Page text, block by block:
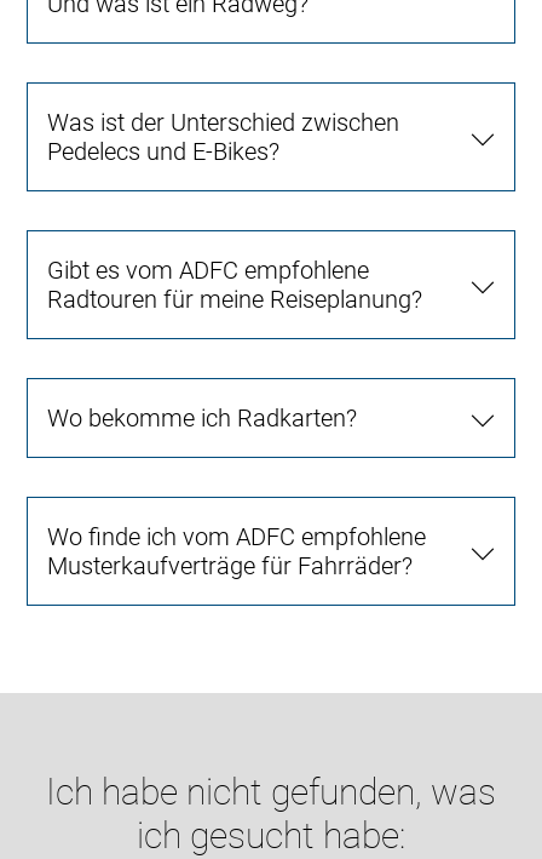
Was ist der Unterschied zwischen
Pedelecs und E-Bikes?
Gibt es vom ADFC empfohlene
Radtouren für meine Reiseplanung?
Wo bekomme ich Radkarten?
Wo finde ich vom ADFC empfohlene
Musterkaufverträge für Fahrräder?
Ich habe nicht gefunden, was
ich gesucht habe: